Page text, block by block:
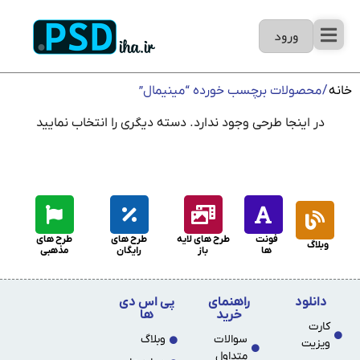
ورود
خانه/ محصولات برچسب خورده “مینیمال”
در اینجا طرحی وجود ندارد. دسته دیگری را انتخاب نمایید
وبلاگ
فونت
ها
طرح های لایه
باز
طرح های
رایگان
طرح های
مذهبی
دانلود
کارت
ویزیت
راهنمای
خرید
سوالات
متداول
پی اس دی
ها
وبلاگ